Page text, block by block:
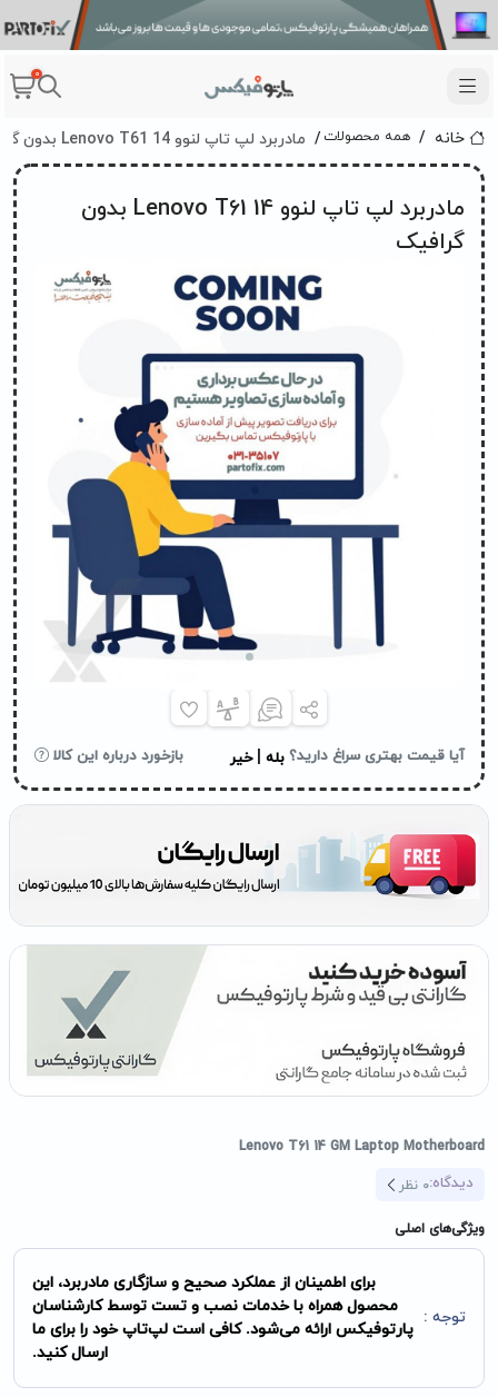
0
خانه همه محصولات مادربرد لپ تاپ لنوو Lenovo T61 14 بدون گرافیک
Lenovo T61 14 GM Laptop Motherboard
دیدگاه:0 نظر
ویژگی‌های اصلی
توجه :
برای اطمینان از عملکرد صحیح و سازگاری مادربرد، این
محصول همراه با خدمات نصب و تست توسط کارشناسان
پارتوفیکس ارائه می‌شود. کافی است لپ‌تاپ خود را برای ما
ارسال کنید.
مادربرد لپ تاپ لنوو Lenovo T61 14 بدون
گرافیک
آیا قیمت بهتری سراغ دارید؟ بله خیر بازخورد درباره این کالا